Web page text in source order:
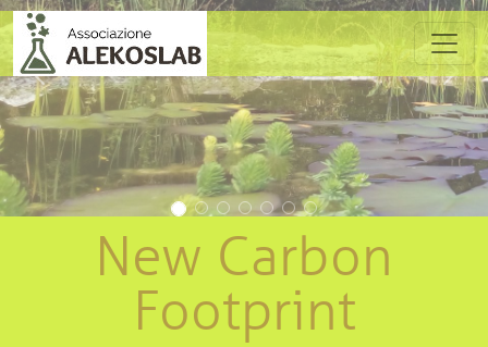
Salta al contenuto principale
Precedente
New Carbon
Footprint